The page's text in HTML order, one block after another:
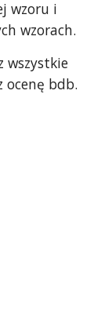
wzoru i
wzorach.
wszystkie
ocenę bdb.